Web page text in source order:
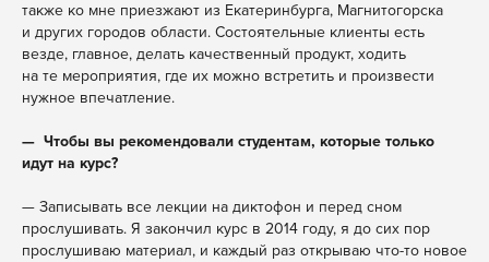
также ко мне приезжают из Екатеринбурга, Магнитогорска
и других городов области. Состоятельные клиенты есть
везде, главное, делать качественный продукт, ходить
на те мероприятия, где их можно встретить и произвести
нужное впечатление.
— Чтобы вы рекомендовали студентам, которые только
идут на курс?
— Записывать все лекции на диктофон и перед сном
прослушивать. Я закончил курс в 2014 году, я до сих пор
прослушиваю материал, и каждый раз открываю что-то новое